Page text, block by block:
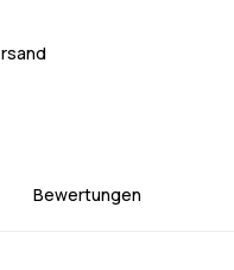
Bewertungen